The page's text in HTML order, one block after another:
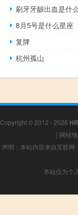
刷牙牙龈出血是什
8月5号是什么星座
复牌
杭州孤山
Copyright © 2012 - 2026
| 网站
声明：本站内容来自互联
本站仅为个